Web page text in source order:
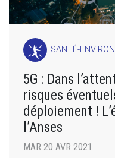
SANTÉ-
5G : Dans
risques
déploiement !
l’Anses
MAR 20 AVR 2021